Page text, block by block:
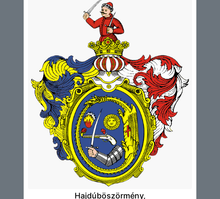
Hajdúböszörmény,